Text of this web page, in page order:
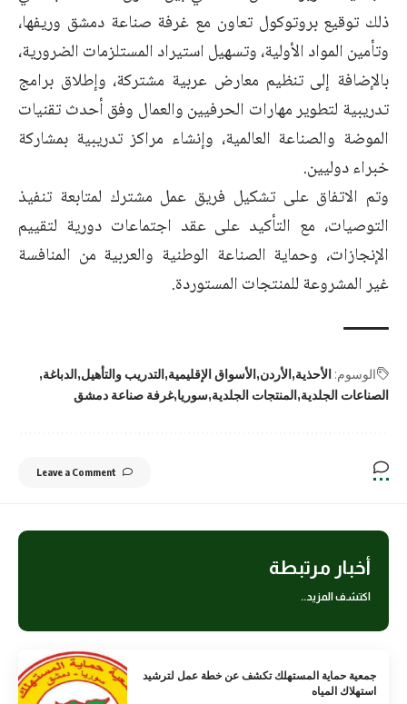
ذلك توقيع بروتوكول تعاون مع غرفة صناعة دمشق وريفها،
وتأمين المواد الأولية، وتسهيل استيراد المستلزمات الضرورية،
بالإضافة إلى تنظيم معارض عربية مشتركة، وإطلاق برامج
تدريبية لتطوير مهارات الحرفيين والعمال وفق أحدث تقنيات
الموضة والصناعة العالمية، وإنشاء مراكز تدريبية بمشاركة
خبراء دوليين.
وتم الاتفاق على تشكيل فريق عمل مشترك لمتابعة تنفيذ
التوصيات، مع التأكيد على عقد اجتماعات دورية لتقييم
الإنجازات، وحماية الصناعة الوطنية والعربية من المنافسة
غير المشروعة للمنتجات المستوردة.
الوسوم: الأحذية الأردن الأسواق الإقليمية التدريب والتأهيل الدباغة
الصناعات الجلدية المنتجات الجلدية سوريا غرفة صناعة دمشق
Leave a Comment
أخبار مرتبطة
اكتشف المزيد..
جمعية حماية المستهلك تكشف عن خطة عمل لترشيد
استهلاك المياه